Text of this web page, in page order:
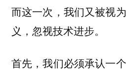
而这一次，我们又被视
义，忽视技术进步。
首先，我们必须承认一